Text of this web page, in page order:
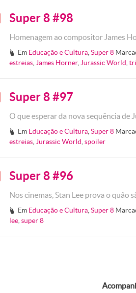
Super 8 #98
Homenagem ao compositor James
# Em Educação e Cultura ,Super 8
estreias James Horner, Jurassic World
Super 8 #97
O que esperar da nova sequência de
# Em Educação e Cultura ,Super 8
estreias Jurassic World spoiler
Super 8 #96
Nos cinemas, Stan Lee prova o
# Em Educação e Cultura ,Super 8
lee super 8